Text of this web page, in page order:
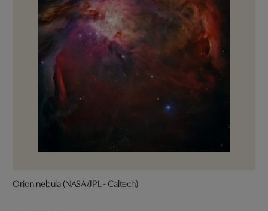
Orion nebula (NASA/JPL - Caltech)